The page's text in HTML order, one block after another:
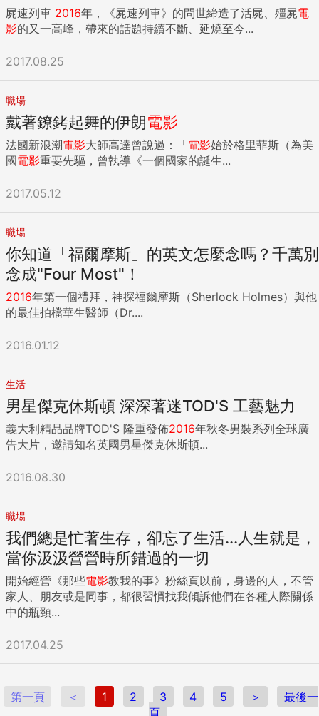
屍速列車 2016年，《屍速列車》的問世締造了活屍、殭屍電
影的又一高峰，帶來的話題持續不斷、延燒至今...
2017.08.25
職場
戴著鐐銬起舞的伊朗電影
法國新浪潮電影大師高達曾說過：「電影始於格里菲斯（為美
國電影重要先驅，曾執導《一個國家的誕生...
2017.05.12
職場
你知道「福爾摩斯」的英文怎麼念嗎？千萬別
念成"Four Most"！
2016年第一個禮拜，神探福爾摩斯（Sherlock Holmes）與他
的最佳拍檔華生醫師（Dr....
2016.01.12
生活
男星傑克休斯頓 深深著迷TOD'S 工藝魅力
義大利精品品牌TOD'S 隆重發佈2016年秋冬男裝系列全球廣
告大片，邀請知名英國男星傑克休斯頓...
2016.08.30
職場
我們總是忙著生存，卻忘了生活...人生就是，
當你汲汲營營時所錯過的一切
開始經營《那些電影教我的事》粉絲頁以前，身邊的人，不管
家人、朋友或是同事，都很習慣找我傾訴他們在各種人際關係
中的瓶頸...
2017.04.25
第一頁 ＜ 1 2 3 4 5 ＞
最後一
頁